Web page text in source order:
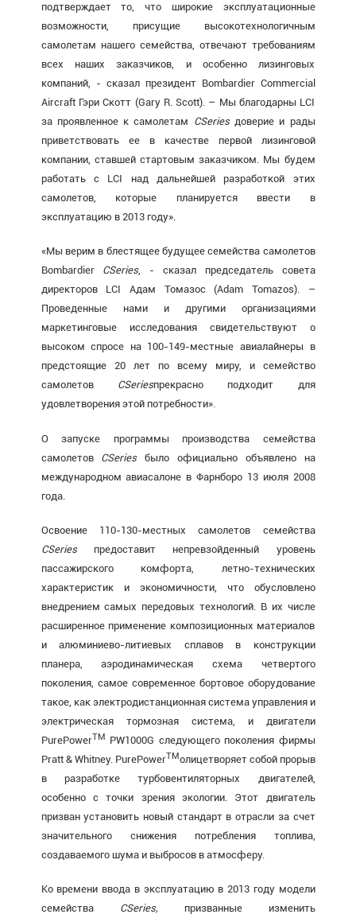
подтверждает то, что широкие эксплуатационные
возможности, присущие высокотехнологичным
самолетам нашего семейства, отвечают требованиям
всех наших заказчиков, и особенно лизинговых
компаний, - сказал президент Bombardier Commercial
Aircraft Гэри Скотт (Gary R. Scott). – Мы благодарны LCI
за проявленное к самолетам СSeriesдоверие и рады
приветствовать ее в качестве первой лизинговой
компании, ставшей стартовым заказчиком. Мы будем
работать с LCI над дальнейшей разработкой этих
самолетов, которые планируется ввести в
эксплуатацию в 2013 году».
«Мы верим в блестящее будущее семейства самолетов
Bombardier CSeries, - сказал председатель совета
директоров LCI Адам Томазос (Adam Tomazos). –
Проведенные нами и другими организациями
маркетинговые исследования свидетельствуют о
высоком спросе на 100-149-местные авиалайнеры в
предстоящие 20 лет по всему миру, и семейство
самолетов CSeriesпрекрасно подходит для
удовлетворения этой потребности».
О запуске программы производства семейства
самолетов CSeriesбыло официально объявлено на
международном авиасалоне в Фарнборо 13 июля 2008
года.
Освоение 110-130-местных самолетов семейства
CSeriesпредоставит непревзойденный уровень
пассажирского комфорта, летно-технических
характеристик и экономичности, что обусловлено
внедрением самых передовых технологий. В их числе
расширенное применение композиционных материалов
и алюминиево-литиевых сплавов в конструкции
планера, аэродинамическая схема четвертого
поколения, самое современное бортовое оборудование
такое, как электродистанционная система управления и
электрическая тормозная система, и двигатели
PurePowerTM PW1000G следующего поколения фирмы
Pratt & Whitney. PurePowerTMолицетворяет собой прорыв
в разработке турбовентиляторных двигателей,
особенно с точки зрения экологии. Этот двигатель
призван установить новый стандарт в отрасли за счет
значительного снижения потребления топлива,
создаваемого шума и выбросов в атмосферу.
Ко времени ввода в эксплуатацию в 2013 году модели
семейства CSeries,призванные изменить